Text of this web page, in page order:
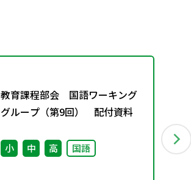
教育課程部会 国語ワーキング
グループ（第9回） 配付資料
小 中 高 国語